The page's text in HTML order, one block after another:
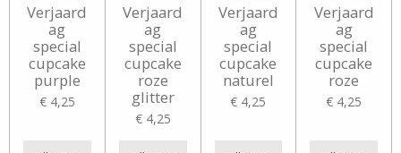
Verjaard
ag
special
cupcake
purple
€ 4,25
Verjaard
ag
special
cupcake
roze
glitter
€ 4,25
Verjaard
ag
special
cupcake
naturel
€ 4,25
Verjaard
ag
special
cupcake
roze
€ 4,25